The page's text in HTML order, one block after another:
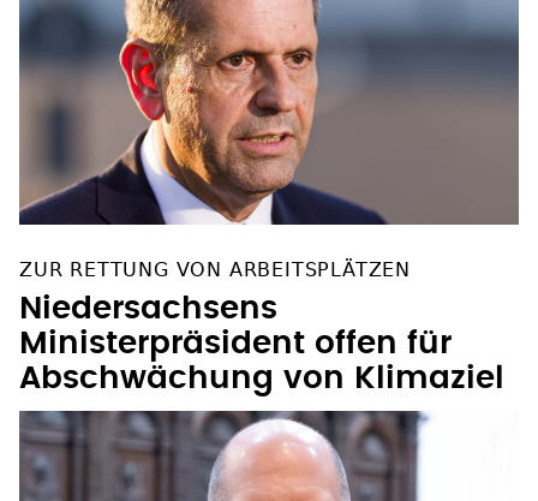
ZUR RETTUNG VON ARBEITSPLÄTZEN
Niedersachsens
Ministerpräsident offen für
Abschwächung von Klimaziel